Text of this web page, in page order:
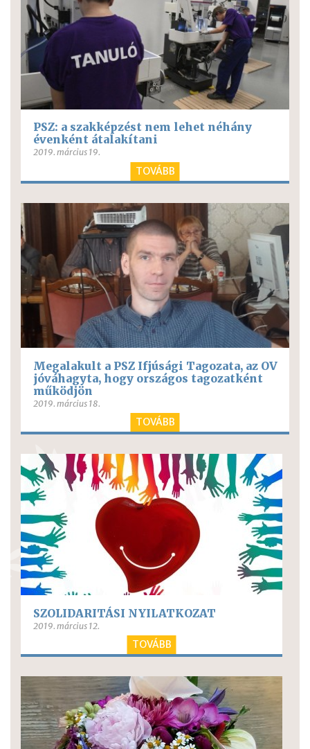
PSZ: a szakképzést nem lehet néhány
évenként átalakítani
2019. március 19.
TOVÁBB
Megalakult a PSZ Ifjúsági Tagozata, az OV
jóváhagyta, hogy országos tagozatként
működjön
2019. március 18.
TOVÁBB
SZOLIDARITÁSI NYILATKOZAT
2019. március 12.
TOVÁBB